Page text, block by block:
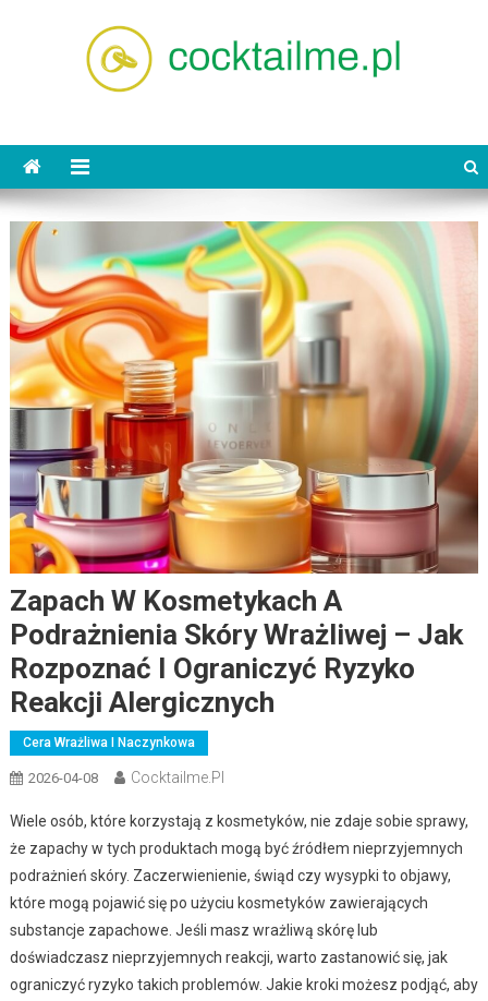
Zapach W Kosmetykach A
Podrażnienia Skóry Wrażliwej – Jak
Rozpoznać I Ograniczyć Ryzyko
Reakcji Alergicznych
Cera Wrażliwa I Naczynkowa
2026-04-08 Cocktailme.pl
Wiele osób, które korzystają z kosmetyków, nie zdaje sobie sprawy,
że zapachy w tych produktach mogą być źródłem nieprzyjemnych
podrażnień skóry. Zaczerwienienie, świąd czy wysypki to objawy,
które mogą pojawić się po użyciu kosmetyków zawierających
substancje zapachowe. Jeśli masz wrażliwą skórę lub
doświadczasz nieprzyjemnych reakcji, warto zastanowić się, jak
ograniczyć ryzyko takich problemów. Jakie kroki możesz podjąć, aby